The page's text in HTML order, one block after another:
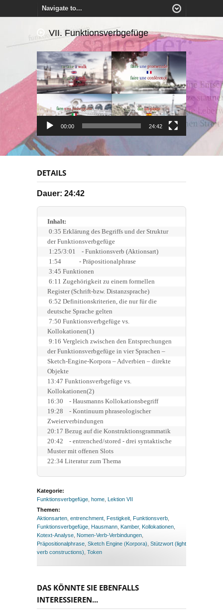
VII. Funktionsverbgefüge
Video-
Player
00:00 24:42
DETAILS
Dauer: 24:42
Inhalt:
der Funktionsverbgefüge
1:25/3:01    - Funktionsverb (Aktionsart)
1:54            - Präpositionalphrase
3:45 Funktionen
Register (Schrift-bzw. Distanzsprache)
deutsche Sprache gelten
Kollokationen(1)
der Funktionsverbgefüge in vier Sprachen –
Sketch-Engine-Korpora – Adverbien – direkte
Objekte
13:47 Funktionsverbgefüge vs.
Kollokationen(2)
16:30    - Hausmanns Kollokationsbegriff
19:28    - Kontinuum phraseologischer
Zweierverbindungen
20:17 Bezug auf die Konstruktionsgrammatik
20:42    - entrenched/stored - drei syntaktische
Muster mit offenen Slots
22:34 Literatur zum Thema
Kategorie:
Funktionsverbgefüge home Lektion VII
Themen:
Aktionsarten entrenchment Festigkeit Funktionsverb
Funktionsverbgefüge Hausmann Kamber, Kollokationen
Kotext-Analyse Nomen-Verb-Verbindungen
Präpositionalphrase Sketch Engine (Korpora) Stützwort (light
verb constructions) Token
DAS KÖNNTE SIE EBENFALLS
INTERESSIEREN...